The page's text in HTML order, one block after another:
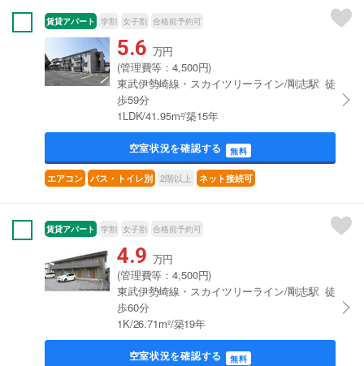
賃貸アパート 学割 女子割 合格前予約可
5.6 万円
(管理費等：4,500円)
東武伊勢崎線・スカイツリーライン/剛志駅 徒
歩59分
1LDK/41.95m²/築15年
空室状況を確認する 無料
エアコン バス・トイレ別 2階以上 ネット接続可
賃貸アパート 学割 女子割 合格前予約可
4.9 万円
(管理費等：4,500円)
東武伊勢崎線・スカイツリーライン/剛志駅 徒
歩60分
1K/26.71m²/築19年
空室状況を確認する 無料